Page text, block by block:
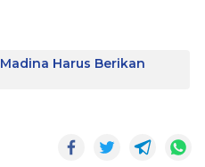
Harus Berikan